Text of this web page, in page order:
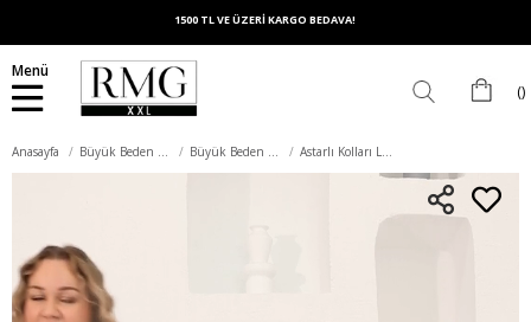
1500 TL VE ÜZERİ KARGO BEDAVA!
Menü
Anasayfa Büyük Beden Elbise Büyük Beden Günlük Elbise Astarlı Kolları Lastikli Brode Büyük Beden Elbise Olive